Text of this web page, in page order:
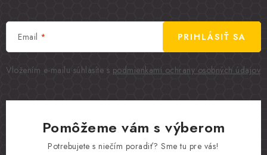
Email
Vložením e-mailu súhlasíte s podmienkami ochrany osobných údajov
PRIHLÁSIŤ SA
Pomôžeme vám s výberom
Potrebujete s niečím poradiť? Sme tu pre vás!